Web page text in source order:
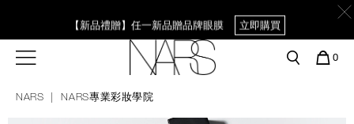
content
【新品禮贈】任一新品贈品牌眼膜 立即購買
【8.6-8.9 限定】全館最高享14%回饋
新客首購輸＜WELCOME＞享9折
選單"
您
0
預約金曲獎妝容
官網優惠活動
彩盤及禮盒組
刷具與配件
彩妝專欄
粉底線上試色
NARS NARS專業彩妝學院